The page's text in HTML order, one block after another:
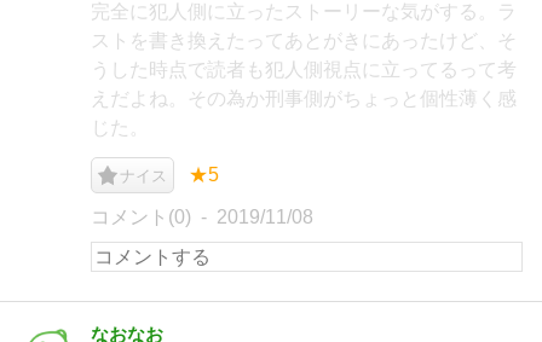
完全に犯人側に立ったストーリーな気がする。ラ
ストを書き換えたってあとがきにあったけど、そ
うした時点で読者も犯人側視点に立ってるって考
えだよね。その為か刑事側がちょっと個性薄く感
じた。
ナイス ★5
コメント(0) 2019/11/08
なおなお